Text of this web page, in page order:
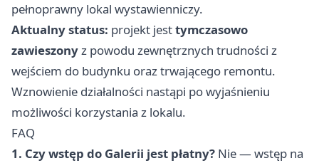
pełnoprawny lokal wystawienniczy.
Aktualny status: projekt jesttymczasowo
zawieszonyz powodu zewnętrznych trudności z
wejściem do budynku oraz trwającego remontu.
Wznowienie działalności nastąpi po wyjaśnieniu
możliwości korzystania z lokalu.
FAQ
1. Czy wstęp do Galerii jest płatny? Nie — wstęp na